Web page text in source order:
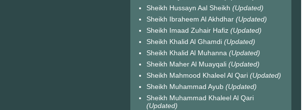
Sheikh Hussayn Aal Sheikh (Updated)
Sheikh Ibraheem Al Akhdhar (Updated)
Sheikh Imaad Zuhair Hafiz (Updated)
Sheikh Khalid Al Ghamdi (Updated)
Sheikh Khalid Al Muhanna (Updated)
Sheikh Maher Al Muayqali (Updated)
Sheikh Mahmood Khaleel Al Qari (Updated)
Sheikh Muhammad Ayub (Updated)
Sheikh Muhammad Khaleel Al Qari
(Updated)